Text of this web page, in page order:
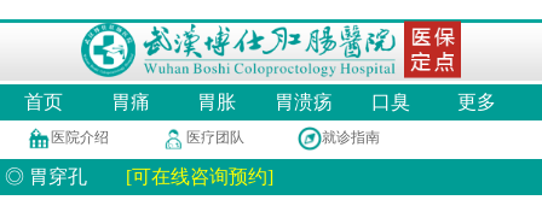
首页 胃痛 胃胀 胃溃疡 口臭 更多
医院介绍 医疗团队 就诊指南
◎ 胃穿孔 [可在线咨询预约]